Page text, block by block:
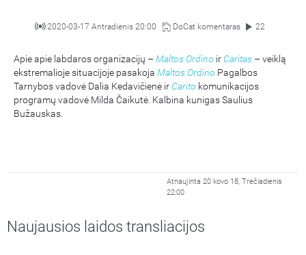
2020-03-17 Antradienis 20:00 DoCat komentaras 22
Apie apie labdaros organizacijų – Maltos Ordino ir Caritas – veiklą
ekstremalioje situacijoje pasakoja Maltos Ordino Pagalbos
Tarnybos vadovė Dalia Kedavičienė ir Carito komunikacijos
programų vadovė Milda Čaikutė. Kalbina kunigas Saulius
Bužauskas.
Atnaujinta 20 kovo 18, Trečiadienis
22:00
Naujausios laidos transliacijos